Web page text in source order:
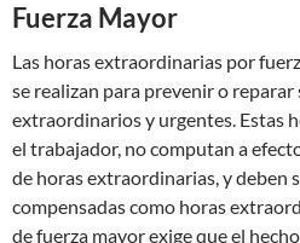
Fuerza Mayor
Las horas extraordinarias por
se realizan para prevenir o
extraordinarios y urgentes. Estas
el trabajador, no computan a
de horas extraordinarias, y deben
compensadas como horas
de fuerza mayor exige que el